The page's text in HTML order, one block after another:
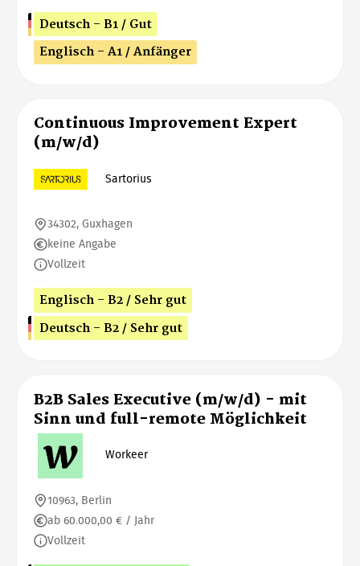
Deutsch - B1 / Gut
Englisch - A1 / Anfänger
Continuous Improvement Expert
(m/w/d)
Sartorius
34302, Guxhagen
keine Angabe
Vollzeit
Englisch - B2 / Sehr gut
Deutsch - B2 / Sehr gut
B2B Sales Executive (m/w/d) - mit
Sinn und full-remote Möglichkeit
Workeer
10963, Berlin
ab 60.000,00 € / Jahr
Vollzeit